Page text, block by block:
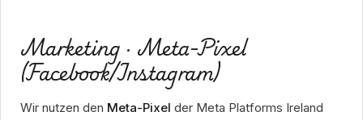
Marketing · Meta-Pixel
(Facebook/Instagram)
Wir nutzen den Meta-Pixel der Meta Platforms Ireland